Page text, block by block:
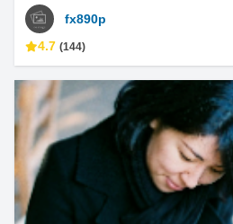
fx890p
4.7 (144)